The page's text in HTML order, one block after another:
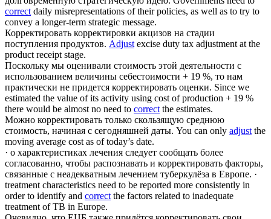
correctdaily misrepresentations of their policies, as well as to try to
convey a longer-term strategic message.
Корректировать корректировки акцизов на стадии
поступления продуктов. Adjustexcise duty tax adjustment at the
product receipt stage.
Поскольку мы оценивали стоимость этой деятельности с
использованием величины себестоимости + 19 %, то нам
практически не придется корректировать оценки. Since we
estimated the value of its activity using cost of production + 19 %
there would be almost no need to correctthe estimates.
Можно корректировать только скользящую среднюю
стоимость, начиная с сегодняшней даты. You can only adjustthe
moving average cost as of today’s date.
· о характеристиках лечения следует сообщать более
согласованно, чтобы распознавать и корректировать факторы,
связанные с неадекватным лечением туберкулёза в Европе. ·
treatment characteristics need to be reported more consistently in
order to identify and correctthe factors related to inadequate
treatment of TB in Europe.